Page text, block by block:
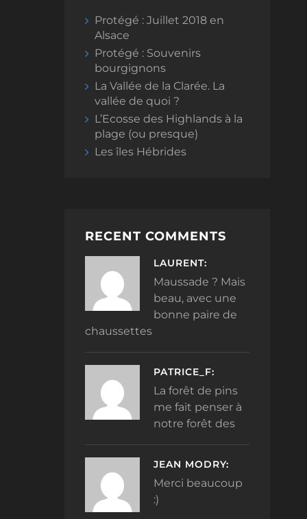
Protégé : Juillet 2018 en
Alsace
Protégé : Souvenirs
bourgignons
La Vallée de la Clarée. La
vallée de quoi ?
L’Ecosse des Highlands à la
plage (ou presque)
Les îles Hébrides
RECENT COMMENTS
LAURENT:
Maussade ? Mais
beau, avec une
bonne paire de
chaussettes
PATRICE_F:
La forêt de pins
me fait penser à
notre forêt des
JEAN MODRY:
Merci beaucoup
:)